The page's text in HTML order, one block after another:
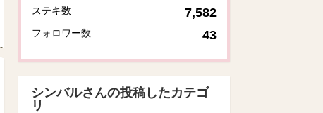
ステキ数 7,582
フォロワー数 43
シンバルさんの投稿したカテゴ
リ